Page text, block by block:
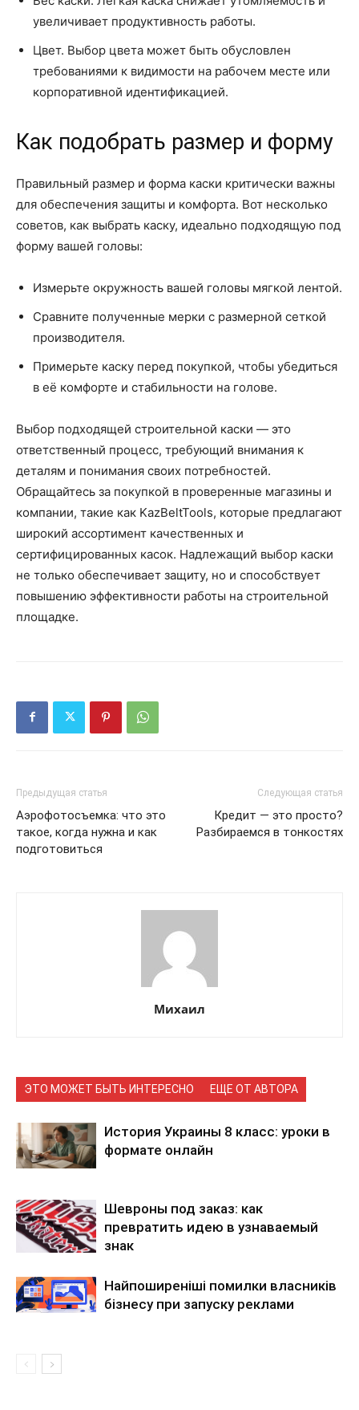
увеличивает продуктивность работы.
Цвет. Выбор цвета может быть обусловлен
требованиями к видимости на рабочем месте или
корпоративной идентификацией.
Как подобрать размер и форму
Правильный размер и форма каски критически важны
для обеспечения защиты и комфорта. Вот несколько
советов, как выбрать каску, идеально подходящую под
форму вашей головы:
Измерьте окружность вашей головы мягкой лентой.
Сравните полученные мерки с размерной сеткой
производителя.
Примерьте каску перед покупкой, чтобы убедиться
в её комфорте и стабильности на голове.
Выбор подходящей строительной каски — это
ответственный процесс, требующий внимания к
деталям и понимания своих потребностей.
Обращайтесь за покупкой в проверенные магазины и
компании, такие как KazBeltTools, которые предлагают
широкий ассортимент качественных и
сертифицированных касок. Надлежащий выбор каски
не только обеспечивает защиту, но и способствует
повышению эффективности работы на строительной
площадке.
Предыдущая статья
Аэрофотосъемка: что это
такое, когда нужна и как
подготовиться
Следующая статья
Кредит — это просто?
Разбираемся в тонкостях
Михаил
ЭТО МОЖЕТ БЫТЬ ИНТЕРЕСНО ЕЩЕ ОТ АВТОРА
История Украины 8 класс: уроки в
формате онлайн
Шевроны под заказ: как
превратить идею в узнаваемый
знак
Найпоширеніші помилки власників
бізнесу при запуску реклами